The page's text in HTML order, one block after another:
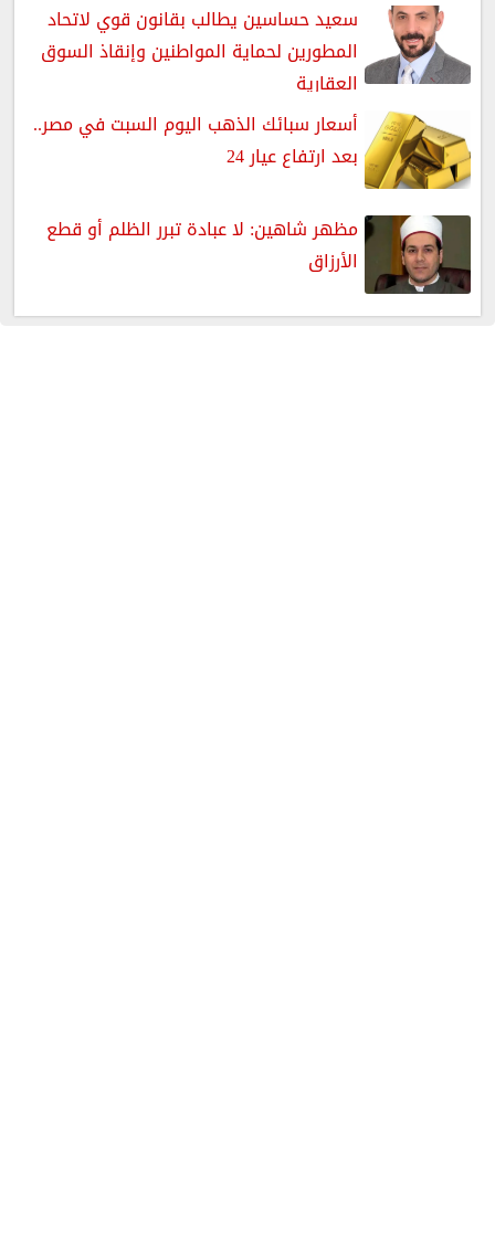
سعيد حساسين يطالب بقانون قوي لاتحاد
المطورين لحماية المواطنين وإنقاذ السوق
العقارية
أسعار سبائك الذهب اليوم السبت في مصر..
بعد ارتفاع عيار 24
مظهر شاهين: لا عبادة تبرر الظلم أو قطع
الأرزاق